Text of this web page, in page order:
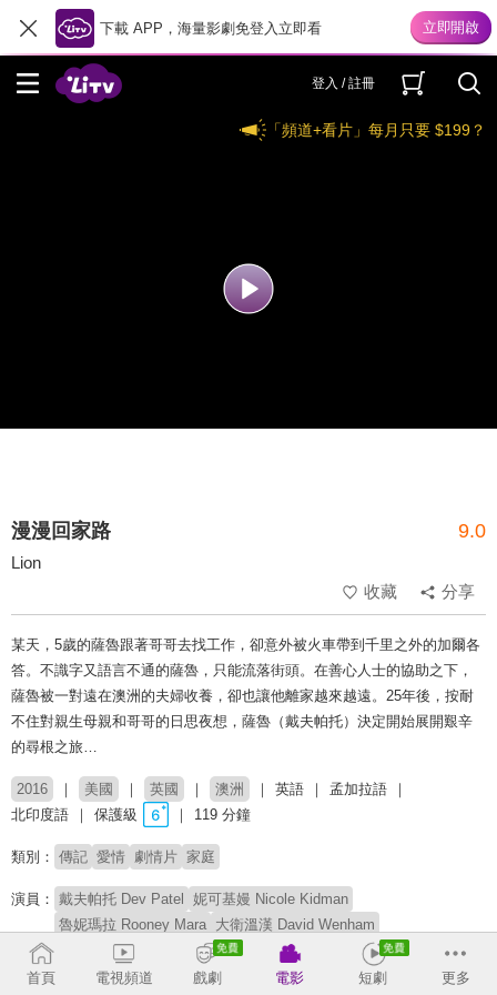
下載 APP，海量影劇免登入立即看
登入 / 註冊
「頻道+看片」每月只要 $199？
漫漫回家路 9.0
Lion
收藏
分享
某天，5歲的薩魯跟著哥哥去找工作，卻意外被火車帶到千里之外的加爾各
答。不識字又語言不通的薩魯，只能流落街頭。在善心人士的協助之下，
薩魯被一對遠在澳洲的夫婦收養，卻也讓他離家越來越遠。25年後，按耐
不住對親生母親和哥哥的日思夜想，薩魯（戴夫帕托）決定開始展開艱辛
的尋根之旅…
2016 美國 英國 澳洲 英語
孟加拉語
北印度語
保護級 119 分鐘
類別： 傳記 愛情 劇情片 家庭
演員： 戴夫帕托 Dev Patel
妮可基嫚 Nicole Kidman
魯妮瑪拉 Rooney Mara 大衛溫漢 David Wenham
桑尼帕瓦 Sunny Pawar 阿布舍克巴爾艾特 Abhishek Bharate
坦妮絲塔恰特潔 Tannishtha Chatterjee
首頁 電視頻道 戲劇 電影 短劇 更多